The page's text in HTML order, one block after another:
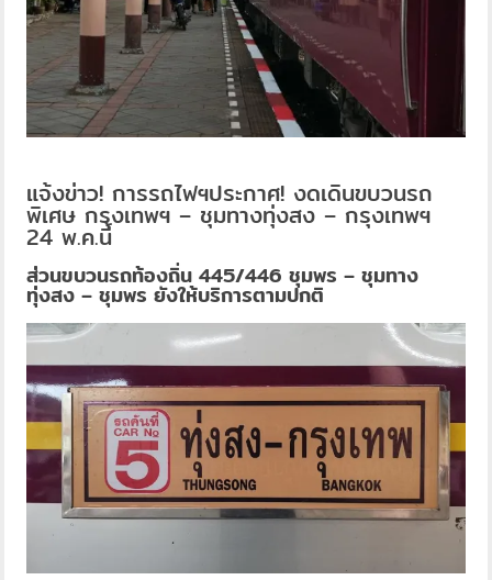
แจ้งข่าว! การรถไฟฯประกาศ! งดเดินขบวนรถ
พิเศษ กรุงเทพฯ – ชุมทางทุ่งสง – กรุงเทพฯ
24 พ.ค.นี้
ส่วนขบวนรถท้องถิ่น 445/446 ชุมพร – ชุมทาง
ทุ่งสง – ชุมพร ยังให้บริการตามปกติ